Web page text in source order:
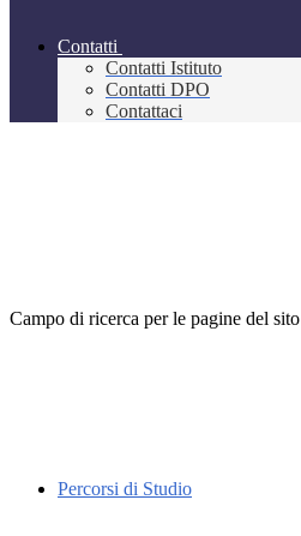
Contatti
Contatti Istituto
Contatti DPO
Contattaci
Campo di ricerca per le pagine del sito
Percorsi di Studio